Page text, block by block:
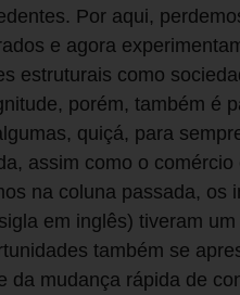
Por aqui,
e agora
estruturais como
porém, também é
quiçá, para
assim como o
na coluna passada,
em inglês) tiveram
também se
da mudança rápida de